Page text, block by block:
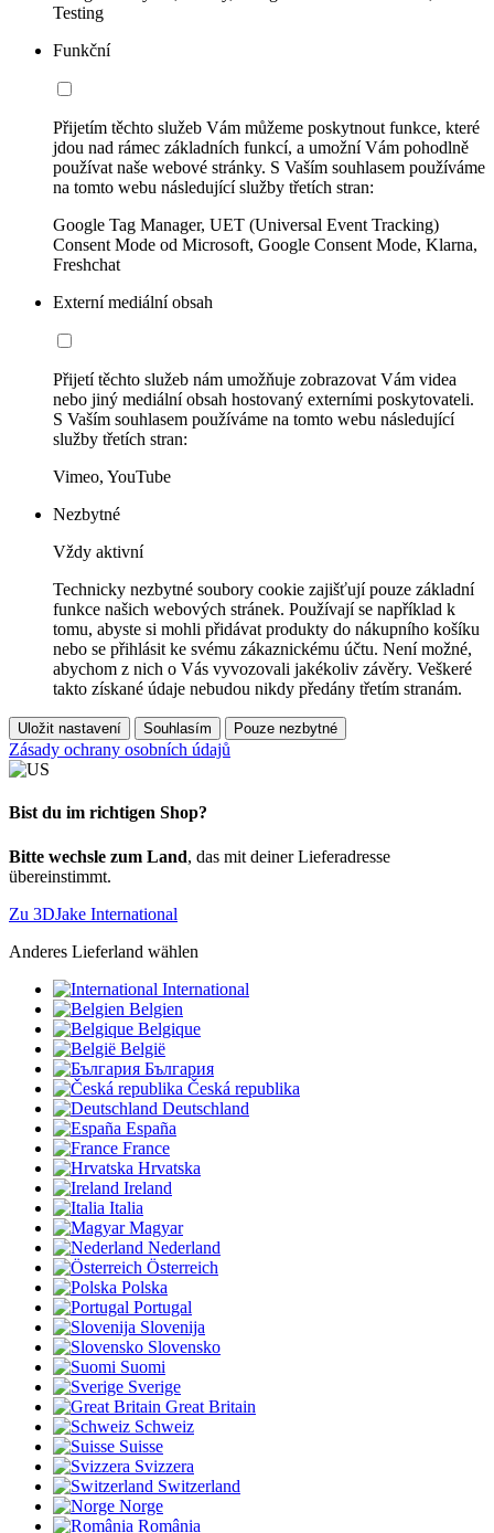
Testing
Funkční
Přijetím těchto služeb Vám můžeme poskytnout funkce, které
jdou nad rámec základních funkcí, a umožní Vám pohodlně
používat naše webové stránky. S Vaším souhlasem používáme
na tomto webu následující služby třetích stran:
Google Tag Manager, UET (Universal Event Tracking)
Consent Mode od Microsoft, Google Consent Mode, Klarna,
Freshchat
Externí mediální obsah
Přijetí těchto služeb nám umožňuje zobrazovat Vám videa
nebo jiný mediální obsah hostovaný externími poskytovateli.
S Vaším souhlasem používáme na tomto webu následující
služby třetích stran:
Vimeo, YouTube
Nezbytné
Vždy aktivní
Technicky nezbytné soubory cookie zajišťují pouze základní
funkce našich webových stránek. Používají se například k
tomu, abyste si mohli přidávat produkty do nákupního košíku
nebo se přihlásit ke svému zákaznickému účtu. Není možné,
abychom z nich o Vás vyvozovali jakékoliv závěry. Veškeré
takto získané údaje nebudou nikdy předány třetím stranám.
Uložit nastavení Souhlasím Pouze nezbytné
Zásady ochrany osobních údajů
Bist du im richtigen Shop?
Bitte wechsle zum Land, das mit deiner Lieferadresse
übereinstimmt.
Zu 3DJake International
Anderes Lieferland wählen
International
Belgien
Belgique
België
България
Česká republika
Deutschland
España
France
Hrvatska
Ireland
Italia
Magyar
Nederland
Österreich
Polska
Portugal
Slovenija
Slovensko
Suomi
Sverige
Great Britain
Schweiz
Suisse
Svizzera
Switzerland
Norge
România